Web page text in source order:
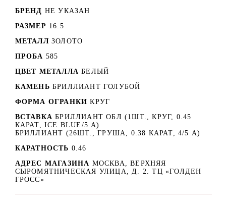
БРЕНД НЕ УКАЗАН
РАЗМЕР 16.5
МЕТАЛЛ ЗОЛОТО
ПРОБА 585
ЦВЕТ МЕТАЛЛА БЕЛЫЙ
КАМЕНЬ БРИЛЛИАНТ ГОЛУБОЙ
ФОРМА ОГРАНКИ КРУГ
ВСТАВКА БРИЛЛИАНТ ОБЛ (1ШТ., КРУГ, 0.45
КАРАТ, ICE BLUE/5 А)
БРИЛЛИАНТ (26ШТ., ГРУША, 0.38 КАРАТ, 4/5 А)
КАРАТНОСТЬ 0.46
АДРЕС МАГАЗИНА МОСКВА, ВЕРХНЯЯ
СЫРОМЯТНИЧЕСКАЯ УЛИЦА, Д. 2. ТЦ «ГОЛДЕН
ГРОСС»